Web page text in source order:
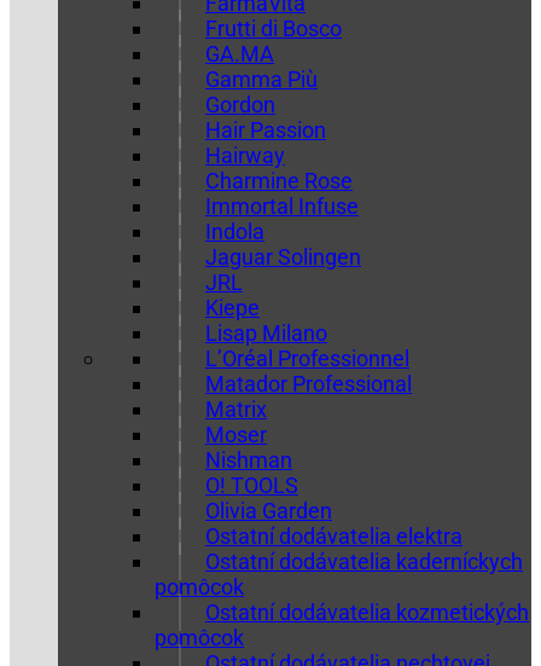
Frutti di Bosco
GA.MA
Gamma Più
Gordon
Hair Passion
Hairway
Charmine Rose
Immortal Infuse
Indola
Jaguar Solingen
JRL
Kiepe
Lisap Milano
L’Oréal Professionnel
Matador Professional
Matrix
Moser
Nishman
O! TOOLS
Olivia Garden
Ostatní dodávatelia elektra
Ostatní dodávatelia kaderníckych
pomôcok
Ostatní dodávatelia kozmetických
pomôcok